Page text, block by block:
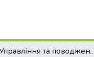
Управління та поводження з відходами: навчальний посібник